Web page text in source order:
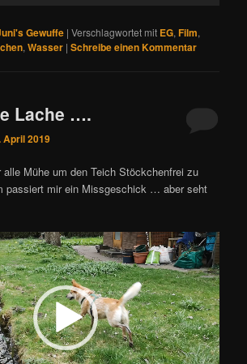
Gewuffe |Verschlagwortet mit EG,Film,
,Wasser |Schreibe einen Kommentar
Lache ….
April 2019
Mühe um den Teich Stöckchenfrei zu
passiert mir ein Missgeschick … aber seht